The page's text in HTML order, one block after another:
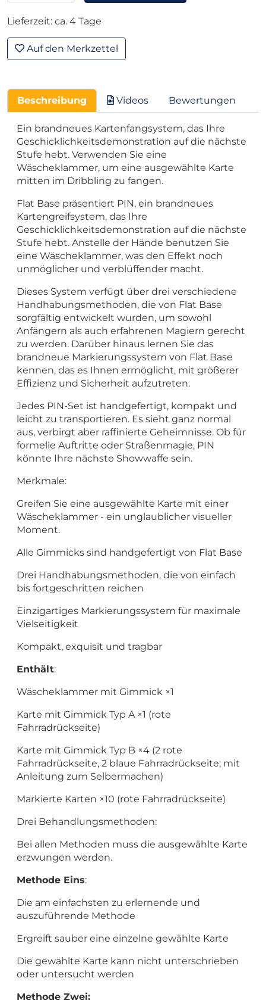
Lieferzeit: ca. 4 Tage
Auf den Merkzettel
Beschreibung Videos Bewertungen
Ein brandneues Kartenfangsystem, das Ihre
Geschicklichkeitsdemonstration auf die nächste
Stufe hebt. Verwenden Sie eine
Wäscheklammer, um eine ausgewählte Karte
mitten im Dribbling zu fangen.
Flat Base präsentiert PIN, ein brandneues
Kartengreifsystem, das Ihre
Geschicklichkeitsdemonstration auf die nächste
Stufe hebt. Anstelle der Hände benutzen Sie
eine Wäscheklammer, was den Effekt noch
unmöglicher und verblüffender macht.
Dieses System verfügt über drei verschiedene
Handhabungsmethoden, die von Flat Base
sorgfältig entwickelt wurden, um sowohl
Anfängern als auch erfahrenen Magiern gerecht
zu werden. Darüber hinaus lernen Sie das
brandneue Markierungssystem von Flat Base
kennen, das es Ihnen ermöglicht, mit größerer
Effizienz und Sicherheit aufzutreten.
Jedes PIN-Set ist handgefertigt, kompakt und
leicht zu transportieren. Es sieht ganz normal
aus, verbirgt aber raffinierte Geheimnisse. Ob für
formelle Auftritte oder Straßenmagie, PIN
könnte Ihre nächste Showwaffe sein.
Merkmale:
Greifen Sie eine ausgewählte Karte mit einer
Wäscheklammer - ein unglaublicher visueller
Moment.
Alle Gimmicks sind handgefertigt von Flat Base
Drei Handhabungsmethoden, die von einfach
bis fortgeschritten reichen
Einzigartiges Markierungssystem für maximale
Vielseitigkeit
Kompakt, exquisit und tragbar
Enthält:
Wäscheklammer mit Gimmick ×1
Karte mit Gimmick Typ A ×1 (rote
Fahrradrückseite)
Karte mit Gimmick Typ B ×4 (2 rote
Fahrradrückseite, 2 blaue Fahrradrückseite; mit
Anleitung zum Selbermachen)
Markierte Karten ×10 (rote Fahrradrückseite)
Drei Behandlungsmethoden:
Bei allen Methoden muss die ausgewählte Karte
erzwungen werden.
Methode Eins:
Die am einfachsten zu erlernende und
auszuführende Methode
Ergreift sauber eine einzelne gewählte Karte
Die gewählte Karte kann nicht unterschrieben
oder untersucht werden
Methode Zwei: